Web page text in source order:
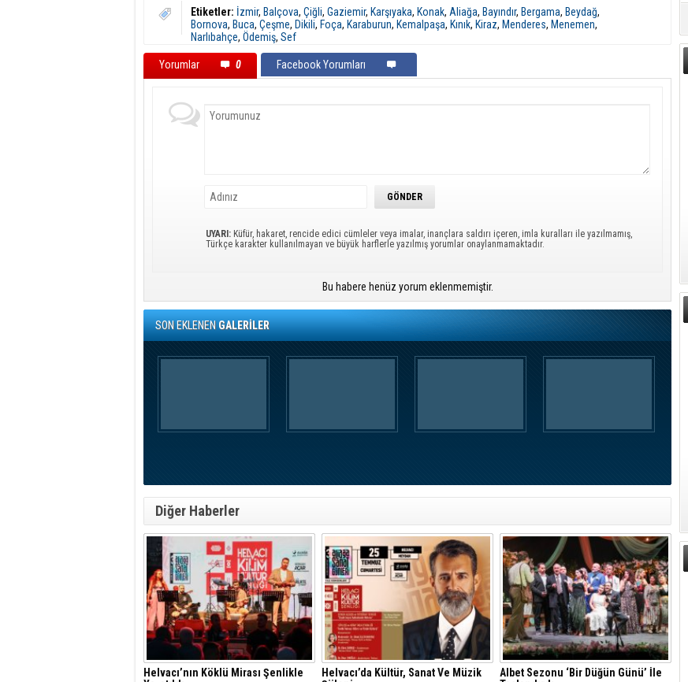
Etiketler: İzmir, Balçova, Çiğli, Gaziemir, Karşıyaka, Konak, Aliağa, Bayındır, Bergama, Beydağ,
Bornova, Buca, Çeşme, Dikili, Foça, Karaburun, Kemalpaşa, Kınık, Kiraz, Menderes, Menemen,
Narlıbahçe, Ödemiş, Sef
Yorumlar 0 Facebook Yorumları
UYARI: Küfür, hakaret, rencide edici cümleler veya imalar, inançlara saldırı içeren, imla kuralları ile yazılmamış,
Türkçe karakter kullanılmayan ve büyük harflerle yazılmış yorumlar onaylanmamaktadır.
Bu habere henüz yorum eklenmemiştir.
SON EKLENENGALERİLER
Diğer Haberler
Helvacı’nın Köklü Mirası Şenlikle
Helvacı’da Kültür, Sanat Ve Müzik
Albet Sezonu ‘Bir Düğün Günü’ İle